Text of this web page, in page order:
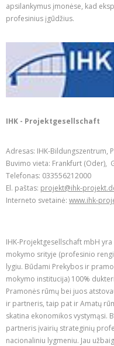
apsilankymus įmonėse, kad
profesinius įgūdžius.
IHK - Projektgesellschaft
Adresas: IHK-Bildungszentrum,
Buvimo vieta: Frankfurt (Oder),
Telefonas: 033556212000
El. paštas: projekt@ihk-
Interneto svetainė: www.ihk-
IHK-Projektgesellschaft mbH
mokymo srityje (profesinio
lygiu. Būdami Prekybos ir
mokymo institucija) 100%
Pramonės rūmų bei juos
ir partneris, taip pat ir Amatų
skatina ekonomikos vystymąsi.
partneris įvairių strateginių
nacionaliniu lygmeniu. Jau